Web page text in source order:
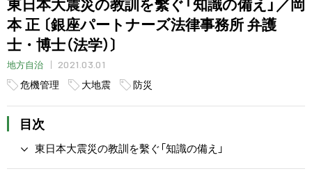
本 正 〔銀座パートナーズ法律事務所 弁護
士・博士（法学）〕
地方自治
2021.03.01
危機管理
大地震 防災
目次
東日本大震災の教訓を繫ぐ「知識の備え」